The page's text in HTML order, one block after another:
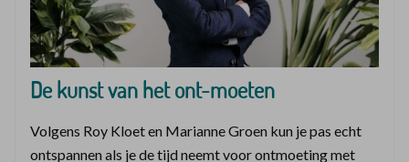
De kunst van het ont-moeten
Volgens Roy Kloet en Marianne Groen kun je pas echt
ontspannen als je de tijd neemt voor ontmoeting met